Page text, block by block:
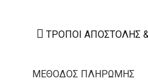
ΤΡΌΠΟΙ ΑΠΟΣΤΟΛΉΣ
ΜΕΘΟΔΟΣ ΠΛΗΡΩΜΗΣ